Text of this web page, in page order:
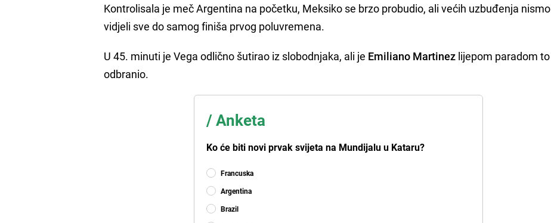
Kontrolisala je meč Argentina na početku, Meksiko se brzo probudio, ali većih uzbuđenja nismo
vidjeli sve do samog finiša prvog poluvremena.
U 45. minuti je Vega odlično šutirao iz slobodnjaka, ali je Emiliano Martinez lijepom paradom to
odbranio.
/Anketa
Ko će biti novi prvak svijeta na Mundijalu u Kataru?
Francuska
Argentina
Brazil